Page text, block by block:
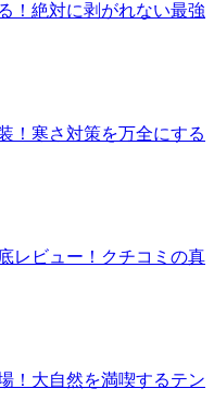
！絶対に剥がれない最強
！寒さ対策を万全にする
レビュー！クチコミの真
！大自然を満喫するテン